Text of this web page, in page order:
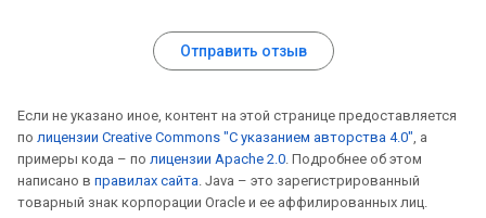
Отправить отзыв
Если не указано иное, контент на этой странице предоставляется
по лицензии Creative Commons "С указанием авторства 4.0", а
примеры кода – по лицензии Apache 2.0. Подробнее об этом
написано в правилах сайта. Java – это зарегистрированный
товарный знак корпорации Oracle и ее аффилированных лиц.